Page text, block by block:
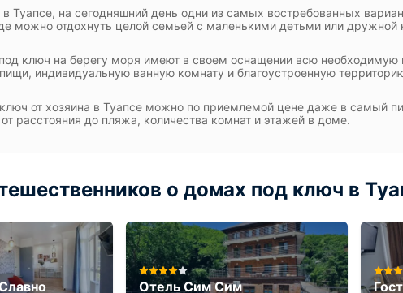
Туапсе, на сегодняшний день одни из самых востребованных
можно отдохнуть целой семьей с маленькими детьми или дружной
ключ на берегу моря имеют в своем оснащении всю необходимую
пищи, индивидуальную ванную комнату и благоустроенную
от хозяина в Туапсе можно по приемлемой цене даже в самый
расстояния до пляжа, количества комнат и этажей в доме.
о домах под ключ в
Отель Сим Сим